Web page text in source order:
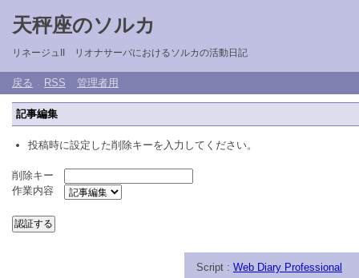
天秤座のソルカ
リネージュII リオナサーバにおけるソルカの活動日記
戻る RSS 管理者用
記事編集
投稿時に設定した削除キーを入力してください。
削除キー
作業内容
Script : Web Diary Professional